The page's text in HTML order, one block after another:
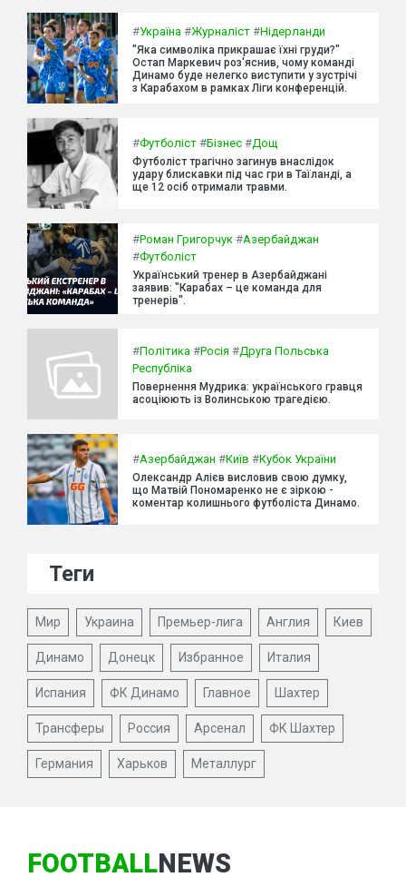
#Україна #Журналіст #Нідерланди
"Яка символіка прикрашає їхні груди?"
Остап Маркевич роз'яснив, чому команді
Динамо буде нелегко виступити у зустрічі
з Карабахом в рамках Ліги конференцій.
#Футболіст #Бізнес #Дощ
Футболіст трагічно загинув внаслідок
удару блискавки під час гри в Таїланді, а
ще 12 осіб отримали травми.
#Роман Григорчук #Азербайджан
#Футболіст
Український тренер в Азербайджані
заявив: "Карабах – це команда для
тренерів".
#Політика #Росія #Друга Польська
Республіка
Повернення Мудрика: українського гравця
асоціюють із Волинською трагедією.
#Азербайджан #Київ #Кубок України
Олександр Алієв висловив свою думку,
що Матвій Пономаренко не є зіркою -
коментар колишнього футболіста Динамо.
Теги
Мир Украина Премьер-лига Англия Киев
Динамо Донецк Избранное Италия
Испания ФК Динамо Главное Шахтер
Трансферы Россия Арсенал ФК Шахтер
Германия Харьков Металлург
FOOTBALLNEWS